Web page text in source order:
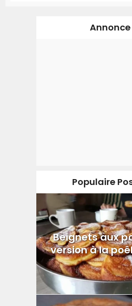
Annonce
Populaire
Beignets aux
version à la